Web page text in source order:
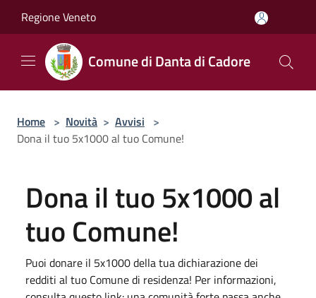
Regione Veneto
Comune di Danta di Cadore
Home > Novità > Avvisi >
Dona il tuo 5x1000 al tuo Comune!
Dona il tuo 5x1000 al
tuo Comune!
Puoi donare il 5x1000 della tua dichiarazione dei
redditi al tuo Comune di residenza! Per informazioni,